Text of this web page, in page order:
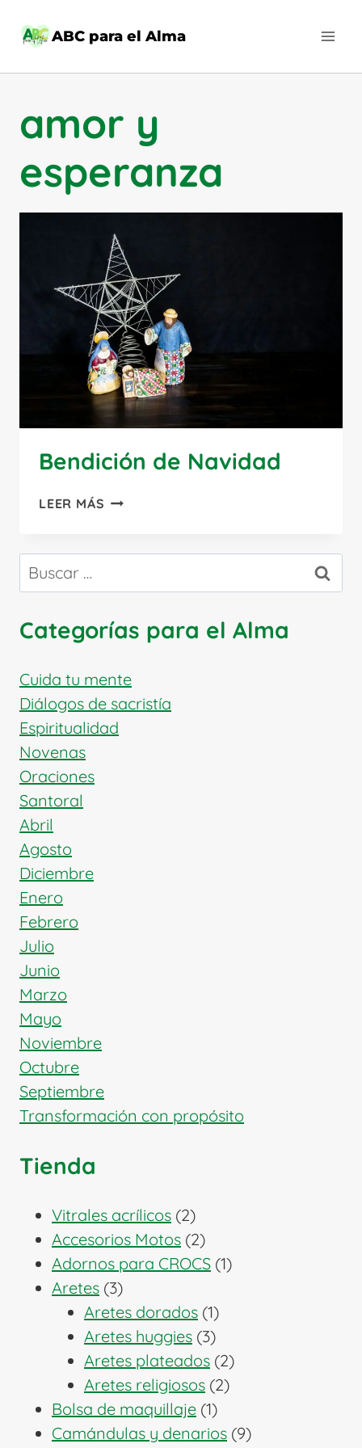
ABC para el Alma
amor y
esperanza
Bendición de Navidad
LEER MÁS BENDICIÓN
Buscar:
Categorías para el Alma
Cuida tu mente
Diálogos de sacristía
Espiritualidad
Novenas
Oraciones
Santoral
Abril
Agosto
Diciembre
Enero
Febrero
Julio
Junio
Marzo
Mayo
Noviembre
Octubre
Septiembre
Transformación con propósito
Tienda
Vitrales acrílicos 22
productos
Accesorios Motos 22
productos
Adornos para CROCS 11
Aretes 33
productos
Aretes dorados 11
producto
Aretes huggies 33
productos
Aretes plateados 22
productos
Aretes religiosos 22
Bolsa de maquillaje 11
producto
Camándulas y denarios 99